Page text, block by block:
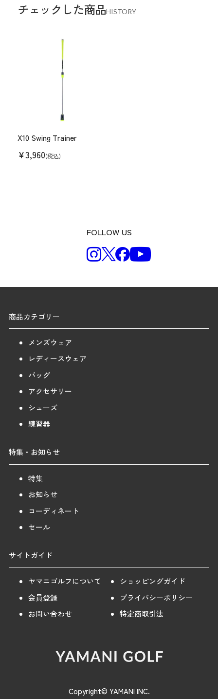
チェックした商品HISTORY
X10 Swing Trainer
¥3,960(税込)
FOLLOW US
商品カテゴリー
メンズウェア
レディースウェア
バッグ
アクセサリー
シューズ
練習器
特集・お知らせ
特集
お知らせ
コーディネート
セール
サイトガイド
ヤマニゴルフについて
ショッピングガイド
会員登録
プライバシーポリシー
お問い合わせ
特定商取引法
Copyright© YAMANI INC.